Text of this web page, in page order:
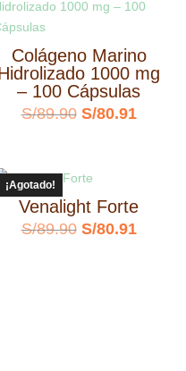
Colágeno Marino
1000 mg
– 100 Cápsulas
S/89.90 El
S/89.90.
S/80.91El
¡Agotado!
Venalight Forte
S/89.90 El
S/80.91El